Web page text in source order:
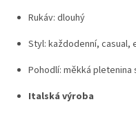
Rukáv: dlouhý
Styl: každodenní, casual,
Pohodlí: měkká
Italská výroba